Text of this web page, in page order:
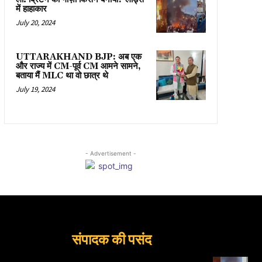
में हाहाकार
July 20, 2024
UTTARAKHAND BJP: अब एक
और राज्य में CM-पूर्व CM आमने सामने,
बताया मैं MLC था वो छात्र थे
July 19, 2024
- Advertisement -
संपादक की पसंद